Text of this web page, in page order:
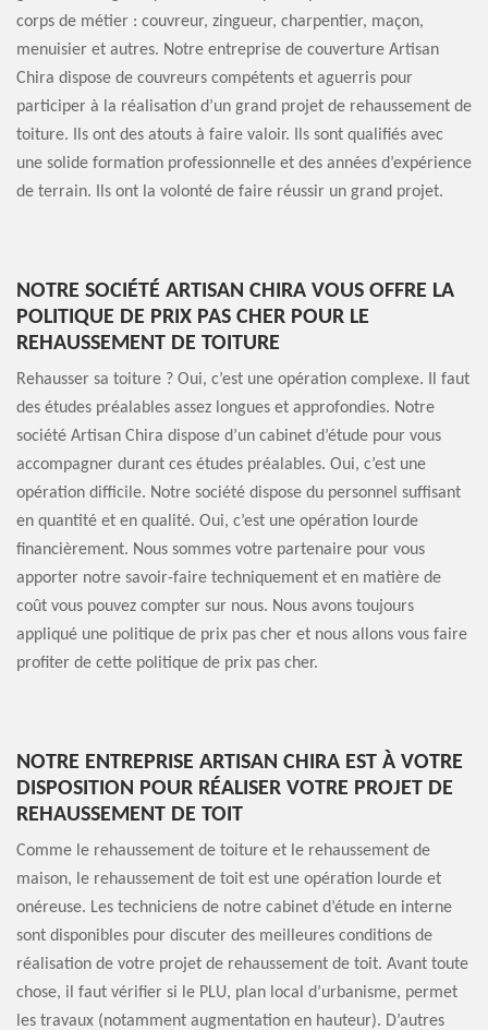
corps de métier : couvreur, zingueur, charpentier, maçon,
menuisier et autres. Notre entreprise de couverture Artisan
Chira dispose de couvreurs compétents et aguerris pour
participer à la réalisation d’un grand projet de rehaussement de
toiture. Ils ont des atouts à faire valoir. Ils sont qualifiés avec
une solide formation professionnelle et des années d’expérience
de terrain. Ils ont la volonté de faire réussir un grand projet.
NOTRE SOCIÉTÉ ARTISAN CHIRA VOUS OFFRE LA
POLITIQUE DE PRIX PAS CHER POUR LE
REHAUSSEMENT DE TOITURE
Rehausser sa toiture ? Oui, c’est une opération complexe. Il faut
des études préalables assez longues et approfondies. Notre
société Artisan Chira dispose d’un cabinet d’étude pour vous
accompagner durant ces études préalables. Oui, c’est une
opération difficile. Notre société dispose du personnel suffisant
en quantité et en qualité. Oui, c’est une opération lourde
financièrement. Nous sommes votre partenaire pour vous
apporter notre savoir-faire techniquement et en matière de
coût vous pouvez compter sur nous. Nous avons toujours
appliqué une politique de prix pas cher et nous allons vous faire
profiter de cette politique de prix pas cher.
NOTRE ENTREPRISE ARTISAN CHIRA EST À VOTRE
DISPOSITION POUR RÉALISER VOTRE PROJET DE
REHAUSSEMENT DE TOIT
Comme le rehaussement de toiture et le rehaussement de
maison, le rehaussement de toit est une opération lourde et
onéreuse. Les techniciens de notre cabinet d’étude en interne
sont disponibles pour discuter des meilleures conditions de
réalisation de votre projet de rehaussement de toit. Avant toute
chose, il faut vérifier si le PLU, plan local d’urbanisme, permet
les travaux (notamment augmentation en hauteur). D’autres